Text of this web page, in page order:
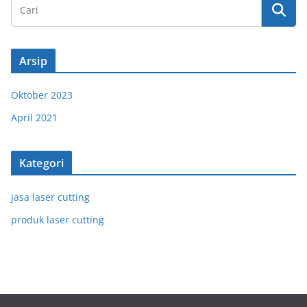
Arsip
Oktober 2023
April 2021
Kategori
jasa laser cutting
produk laser cutting